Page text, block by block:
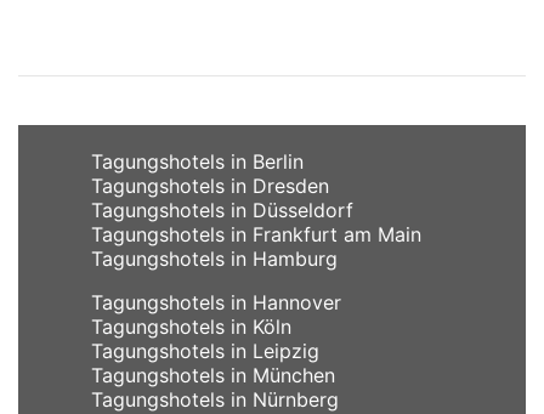
Tagungshotels in Berlin
Tagungshotels in Dresden
Tagungshotels in Düsseldorf
Tagungshotels in Frankfurt am Main
Tagungshotels in Hamburg
Tagungshotels in Hannover
Tagungshotels in Köln
Tagungshotels in Leipzig
Tagungshotels in München
Tagungshotels in Nürnberg